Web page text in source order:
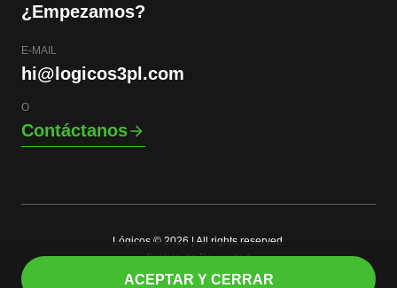
¿Empezamos?
E-MAIL
hi@logicos3pl.com
O
Contáctanos
Lógicos © 2026 | All rights reserved.
Política de Privacidad
ES
ACEPTAR Y CERRAR